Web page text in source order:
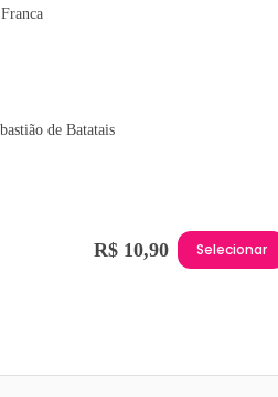
de Batatais
R$ 10,90 Selecionar